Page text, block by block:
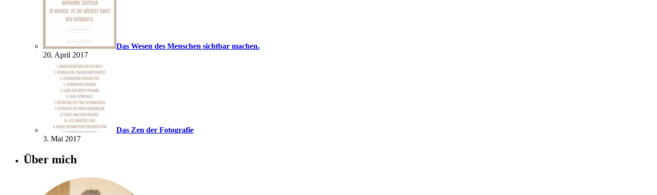
Das Wesen des Menschen sichtbar machen.
20. April 2017
Das Zen der Fotografie
3. Mai 2017
Über mich